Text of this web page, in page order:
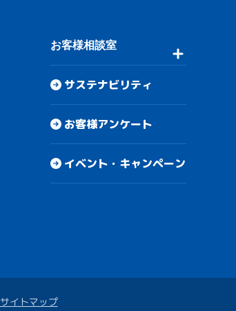
お客様相談室
サステナビリティ
お客様アンケート
イベント・キャンペーン
サイトマップ